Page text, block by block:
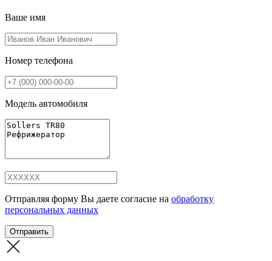
Ваше имя
Номер телефона
Модель автомобиля
Отправляя форму Вы даете согласие на обработку
персональных данных
Отправить